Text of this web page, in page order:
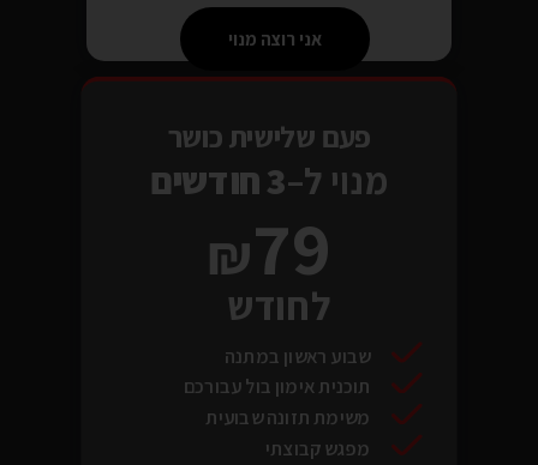
אני רוצה מנוי
פעם שלישית כושר
מנוי ל–3 חודשים
79
לחודש
שבוע ראשון במתנה
תוכנית אימון בול עבורכם
משימת תזונה שבועית
מפגש קבוצתי